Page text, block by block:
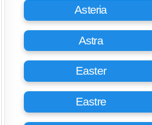
Asteria
Astra
Easter
Eastre